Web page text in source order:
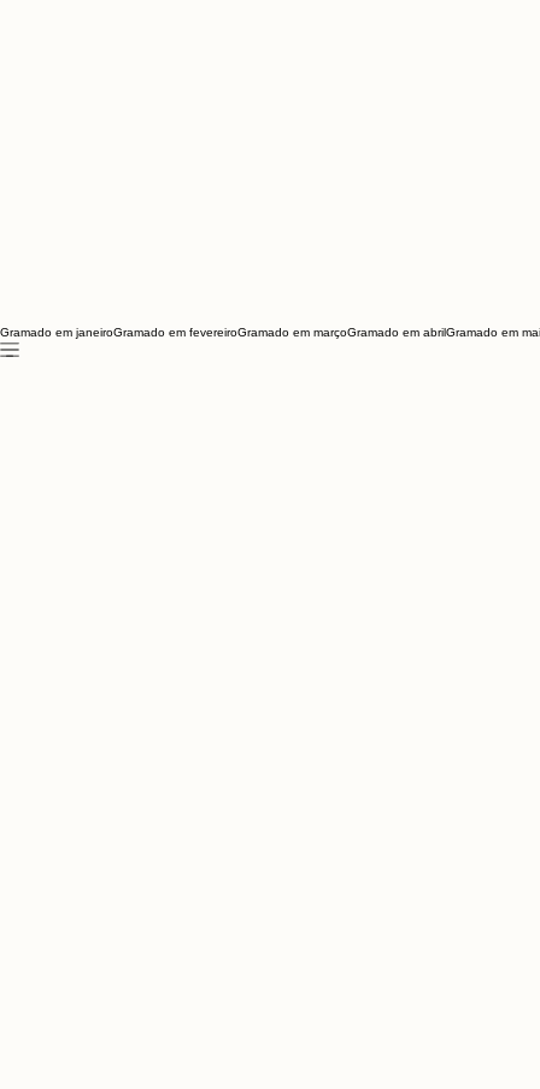
Gramado em janeiroGramado em fevereiroGramado em marçoGramado em abrilGramado em